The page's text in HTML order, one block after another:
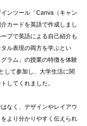
ンツール「Canva（キャン
カードを英語で作成しまし
プで英語による自己紹介も
ル表現の両方を学ぶとい
ラム」の授業の特徴を体験
して参加し、大学生活に関
してくれました。
なく、デザインやレイアウ
より分かりやすく伝えられ